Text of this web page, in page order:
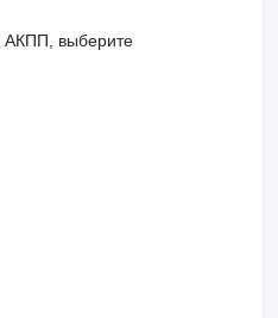
АКПП, выберите